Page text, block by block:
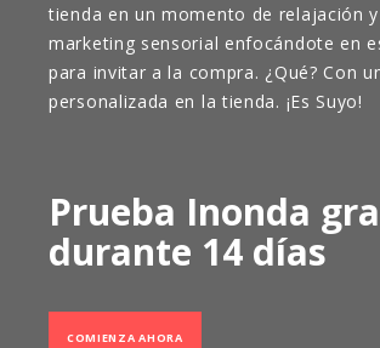
tienda en un momento de relajación
marketing sensorial enfocándote en
para invitar a la compra. ¿Qué? Con
personalizada en la tienda. ¡Es Suyo!
Prueba Inonda
durante 14 días
COMIENZA AHORA